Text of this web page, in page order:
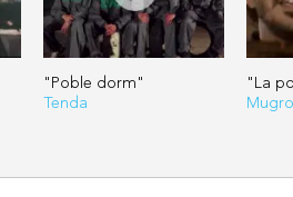
"Poble dorm"
Tenda
"La